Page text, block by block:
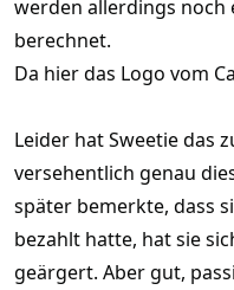
werden allerdings noch
berechnet.
Da hier das Logo vom
Leider hat Sweetie das
versehentlich genau
später bemerkte, dass
bezahlt hatte, hat sie
geärgert. Aber gut,